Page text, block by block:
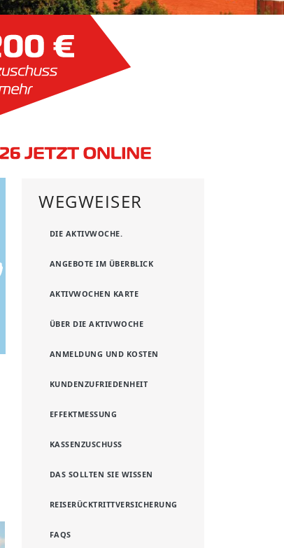
WEGWEISER
DIE AKTIVWOCHE.
ANGEBOTE IM ÜBERBLICK
AKTIVWOCHEN KARTE
ÜBER DIE AKTIVWOCHE
ANMELDUNG UND KOSTEN
KUNDENZUFRIEDENHEIT
EFFEKTMESSUNG
KASSENZUSCHUSS
DAS SOLLTEN SIE WISSEN
REISERÜCKTRITTVERSICHERUNG
FAQS